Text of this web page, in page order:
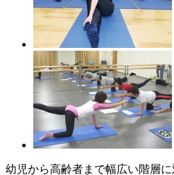
幼児から高齢者まで幅広い階層